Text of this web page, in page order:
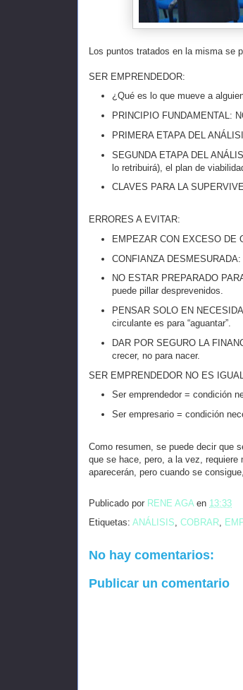
Los puntos tratados en la misma se
SER EMPRENDEDOR:
¿Qué es lo que mueve a
PRINCIPIO FUNDAMENTAL:
PRIMERA ETAPA DEL
SEGUNDA ETAPA DEL
lo retribuirá), el plan de
CLAVES PARA LA
ERRORES A EVITAR:
EMPEZAR CON EXCESO DE
CONFIANZA DESMESURADA:
NO ESTAR PREPARADO
puede pillar desprevenidos.
PENSAR SOLO EN
circulante es para “aguantar”.
DAR POR SEGURO LA
crecer, no para nacer.
SER EMPRENDEDOR NO ES
Ser emprendedor = condición
Ser empresario = condición
Como resumen, se puede decir que
que se hace, pero, a la vez,
aparecerán, pero cuando se
Publicado por RENE AGA en 13:33
Etiquetas: ANÁLISIS COBRAR
No hay comentarios:
Publicar un comentario